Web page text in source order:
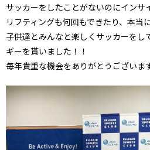
サッカーをしたことがないのにインサ
リフティングも何回もできたり、本当
子供達とみんなと楽しくサッカーをし
ギーを貰いました！！
毎年貴重な機会をありがとうございま